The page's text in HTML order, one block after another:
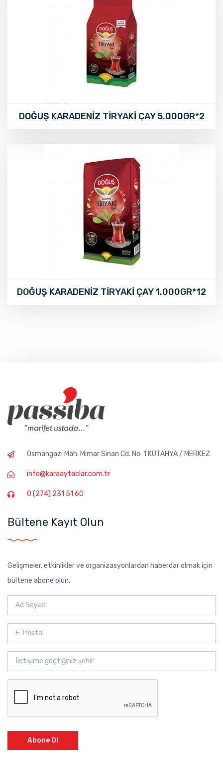
DOĞUŞ KARADENİZ TİRYAKİ ÇAY 5.000GR*2
DOĞUŞ KARADENİZ TİRYAKİ ÇAY 1.000GR*12
Osmangazi Mah. Mimar Sinan Cd. No: 1 KÜTAHYA / MERKEZ
info@karaaytaclar.com.tr
0 (274) 231 51 60
Bültene Kayıt Olun
Gelişmeler, etkinlikler ve organizasyonlardan haberdar olmak için
bültene abone olun.
Abone Ol